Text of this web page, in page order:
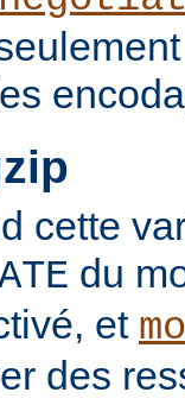
cette
du
et
des